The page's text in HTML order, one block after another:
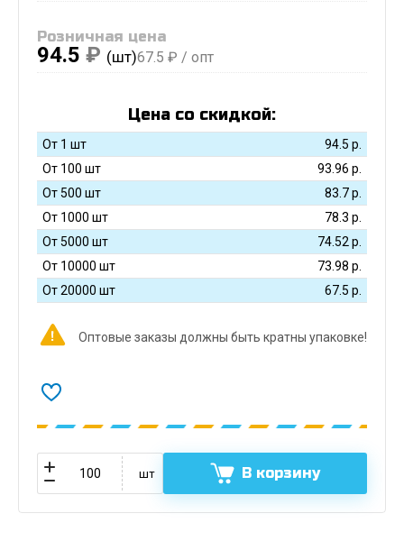
Розничная цена
94.5 ₽ (шт)67.5 ₽ / опт
Цена со скидкой:
От 1 шт 94.5 р.
От 100 шт
93.96 р.
От 500 шт
83.7р.
От 1000 шт
78.3 р.
От 5000 шт
74.52 р.
От 10000 шт
73.98 р.
От 20000 шт
67.5 р.
Оптовые заказы должны быть кратны упаковке!
шт В корзину